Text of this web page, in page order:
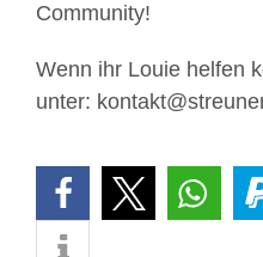
Community!
Wenn ihr Louie helfen
unter: